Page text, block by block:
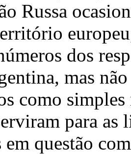
Russa
dos
mas
como
para as
em questão